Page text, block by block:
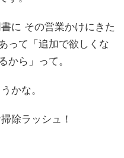
に その営業かけにきた
って「追加で欲しくな
から」って。
かな。
除ラッシュ！